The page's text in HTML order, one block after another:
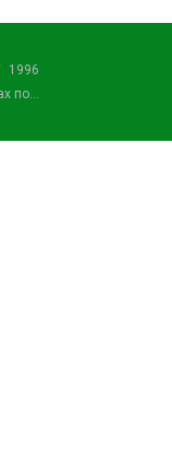
1996
по…